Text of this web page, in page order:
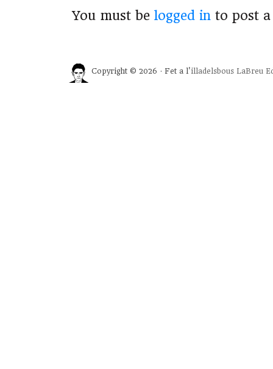
You must be logged in to post
Copyright © 2026 · Fet a l'illadelsbous LaBreu